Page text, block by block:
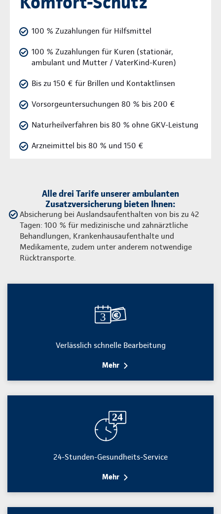
100 % Zuzahlungen für Hilfsmittel
100 % Zuzahlungen für Kuren (stationär,
ambulant und Mutter / VaterKind-Kuren)
Bis zu 150 € für Brillen und Kontaktlinsen
Vorsorgeuntersuchungen 80 % bis 200 €
Naturheilverfahren bis 80 % ohne GKV-Leistung
Arzneimittel bis 80 % und 150 €
Alle drei Tarife unserer ambulanten
Zusatzversicherung bieten Ihnen:
Absicherung bei Auslandsaufenthalten von bis zu 42
Tagen: 100 % für medizinische und zahnärztliche
Behandlungen, Krankenhausaufenthalte und
Medikamente, zudem unter anderem notwendige
Rücktransporte.
Verlässlich schnelle Bearbeitung
Mehr
24-Stunden-Gesundheits-Service
Mehr